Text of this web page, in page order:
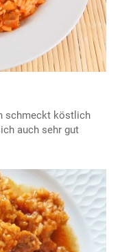
schmeckt köstlich
auch sehr gut